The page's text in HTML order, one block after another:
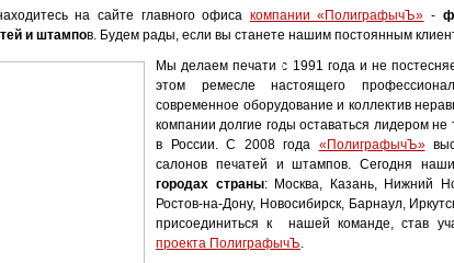
на сайте главного офиса компании «ПолиграфычЪ» -
и штампов. Будем рады, если вы станете нашим постоянным
Мы делаем печати с 1991 года и не
этом ремесле настоящего
современное оборудование и коллектив
компании долгие годы оставаться лидером не
в России. С 2008 года «ПолиграфычЪ»
салонов печатей и штампов. Сегодня
городах страны: Москва, Казань, Нижний
Ростов-на-Дону, Новосибирск, Барнаул,
присоединиться к нашей команде, став
проекта ПолиграфычЪ.